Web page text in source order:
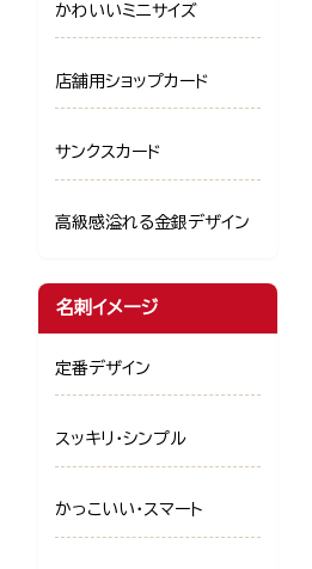
かわいいミニサイズ
店舗用ショップカード
サンクスカード
高級感溢れる金銀デザイン
名刺イメージ
定番デザイン
スッキリ・シンプル
かっこいい・スマート